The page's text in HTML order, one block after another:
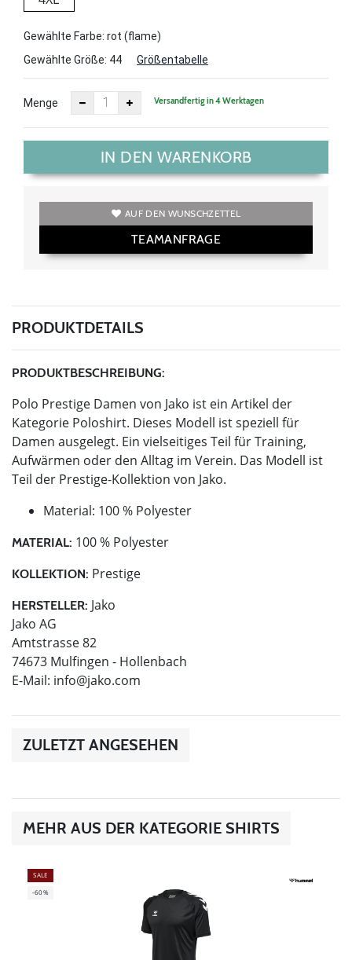
Gewählte Farbe: rot (flame)
Gewählte Größe: 44 Größentabelle
Menge Versandfertig in 4 Werktagen
IN DEN WARENKORB
AUF DEN WUNSCHZETTEL
TEAMANFRAGE
PRODUKTDETAILS
PRODUKTBESCHREIBUNG:
Polo Prestige Damen von Jako ist ein Artikel der
Kategorie Poloshirt. Dieses Modell ist speziell für
Damen ausgelegt. Ein vielseitiges Teil für Training,
Aufwärmen oder den Alltag im Verein. Das Modell ist
Teil der Prestige-Kollektion von Jako.
Material: 100 % Polyester
MATERIAL: 100 % Polyester
KOLLEKTION: Prestige
HERSTELLER: Jako
Jako AG
Amtstrasse 82
74673 Mulfingen - Hollenbach
E-Mail: info@jako.com
ZULETZT ANGESEHEN
MEHR AUS DER KATEGORIE SHIRTS
SALE
-60%